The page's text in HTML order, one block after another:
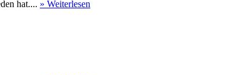
hat.... » Weiterlesen